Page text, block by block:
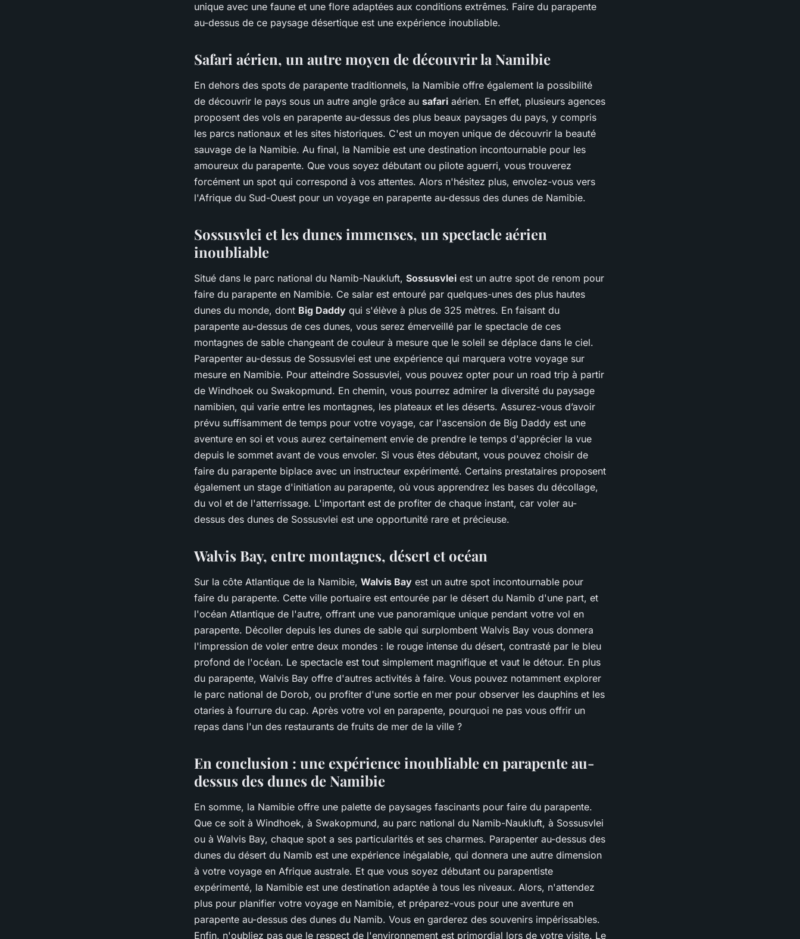
unique avec une faune et une flore adaptées aux conditions extrêmes. Faire du parapente
au-dessus de ce paysage désertique est une expérience inoubliable.
Safari aérien, un autre moyen de découvrir la Namibie
En dehors des spots de parapente traditionnels, la Namibie offre également la possibilité
de découvrir le pays sous un autre angle grâce au safari aérien. En effet, plusieurs agences
proposent des vols en parapente au-dessus des plus beaux paysages du pays, y compris
les parcs nationaux et les sites historiques. C'est un moyen unique de découvrir la beauté
sauvage de la Namibie. Au final, la Namibie est une destination incontournable pour les
amoureux du parapente. Que vous soyez débutant ou pilote aguerri, vous trouverez
forcément un spot qui correspond à vos attentes. Alors n'hésitez plus, envolez-vous vers
l'Afrique du Sud-Ouest pour un voyage en parapente au-dessus des dunes de Namibie.
Sossusvlei et les dunes immenses, un spectacle aérien
inoubliable
Situé dans le parc national du Namib-Naukluft, Sossusvlei est un autre spot de renom pour
faire du parapente en Namibie. Ce salar est entouré par quelques-unes des plus hautes
dunes du monde, dont Big Daddy qui s'élève à plus de 325 mètres. En faisant du
parapente au-dessus de ces dunes, vous serez émerveillé par le spectacle de ces
montagnes de sable changeant de couleur à mesure que le soleil se déplace dans le ciel.
Parapenter au-dessus de Sossusvlei est une expérience qui marquera votre voyage sur
mesure en Namibie. Pour atteindre Sossusvlei, vous pouvez opter pour un road trip à partir
de Windhoek ou Swakopmund. En chemin, vous pourrez admirer la diversité du paysage
namibien, qui varie entre les montagnes, les plateaux et les déserts. Assurez-vous d’avoir
prévu suffisamment de temps pour votre voyage, car l'ascension de Big Daddy est une
aventure en soi et vous aurez certainement envie de prendre le temps d'apprécier la vue
depuis le sommet avant de vous envoler. Si vous êtes débutant, vous pouvez choisir de
faire du parapente biplace avec un instructeur expérimenté. Certains prestataires proposent
également un stage d'initiation au parapente, où vous apprendrez les bases du décollage,
du vol et de l'atterrissage. L'important est de profiter de chaque instant, car voler au-
dessus des dunes de Sossusvlei est une opportunité rare et précieuse.
Walvis Bay, entre montagnes, désert et océan
Sur la côte Atlantique de la Namibie, Walvis Bay est un autre spot incontournable pour
faire du parapente. Cette ville portuaire est entourée par le désert du Namib d'une part, et
l'océan Atlantique de l'autre, offrant une vue panoramique unique pendant votre vol en
parapente. Décoller depuis les dunes de sable qui surplombent Walvis Bay vous donnera
l'impression de voler entre deux mondes : le rouge intense du désert, contrasté par le bleu
profond de l'océan. Le spectacle est tout simplement magnifique et vaut le détour. En plus
du parapente, Walvis Bay offre d'autres activités à faire. Vous pouvez notamment explorer
le parc national de Dorob, ou profiter d'une sortie en mer pour observer les dauphins et les
otaries à fourrure du cap. Après votre vol en parapente, pourquoi ne pas vous offrir un
repas dans l'un des restaurants de fruits de mer de la ville ?
En conclusion : une expérience inoubliable en parapente au-
dessus des dunes de Namibie
En somme, la Namibie offre une palette de paysages fascinants pour faire du parapente.
Que ce soit à Windhoek, à Swakopmund, au parc national du Namib-Naukluft, à Sossusvlei
ou à Walvis Bay, chaque spot a ses particularités et ses charmes. Parapenter au-dessus des
dunes du désert du Namib est une expérience inégalable, qui donnera une autre dimension
à votre voyage en Afrique australe. Et que vous soyez débutant ou parapentiste
expérimenté, la Namibie est une destination adaptée à tous les niveaux. Alors, n'attendez
plus pour planifier votre voyage en Namibie, et préparez-vous pour une aventure en
parapente au-dessus des dunes du Namib. Vous en garderez des souvenirs impérissables.
Enfin, n'oubliez pas que le respect de l'environnement est primordial lors de votre visite. Le